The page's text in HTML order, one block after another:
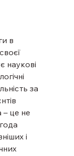
в
наукові
за
– це не
і